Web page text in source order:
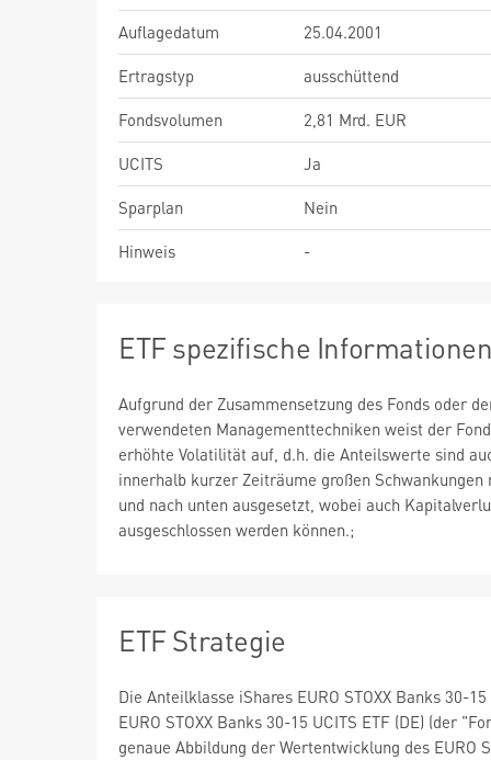
Auflagedatum
25.04.2001
Ertragstyp
ausschüttend
Fondsvolumen
2,81 Mrd. EUR
UCITS
Ja
Sparplan
Nein
Hinweis
-
ETF spezifische
Aufgrund der Zusammensetzung des Fonds oder
verwendeten Managementtechniken weist der
erhöhte Volatilität auf, d.h. die Anteilswerte sind
innerhalb kurzer Zeiträume großen Schwankungen
und nach unten ausgesetzt, wobei auch
ausgeschlossen werden können.;
ETF Strategie
Die Anteilklasse iShares EURO STOXX Banks 30-
EURO STOXX Banks 30-15 UCITS ETF (DE) (der
genaue Abbildung der Wertentwicklung des